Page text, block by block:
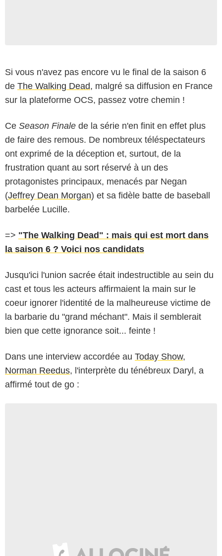
Si vous n'avez pas encore vu le final de la saison 6
de The Walking Dead, malgré sa diffusion en France
sur la plateforme OCS, passez votre chemin !
Ce Season Finale de la série n'en finit en effet plus
de faire des remous. De nombreux téléspectateurs
ont exprimé de la déception et, surtout, de la
frustration quant au sort réservé à un des
protagonistes principaux, menacés par Negan
(Jeffrey Dean Morgan) et sa fidèle batte de baseball
barbelée Lucille.
=> "The Walking Dead" : mais qui est mort dans
la saison 6 ? Voici nos candidats
Jusqu'ici l'union sacrée était indestructible au sein du
cast et tous les acteurs affirmaient la main sur le
coeur ignorer l'identité de la malheureuse victime de
la barbarie du "grand méchant". Mais il semblerait
bien que cette ignorance soit... feinte !
Dans une interview accordée au Today Show,
Norman Reedus, l'interprète du ténébreux Daryl, a
affirmé tout de go :